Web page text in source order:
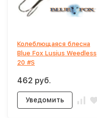
Колеблющаяся блесна
Blue Fox Lusius Weedless
20 #S
462 руб.
Уведомить